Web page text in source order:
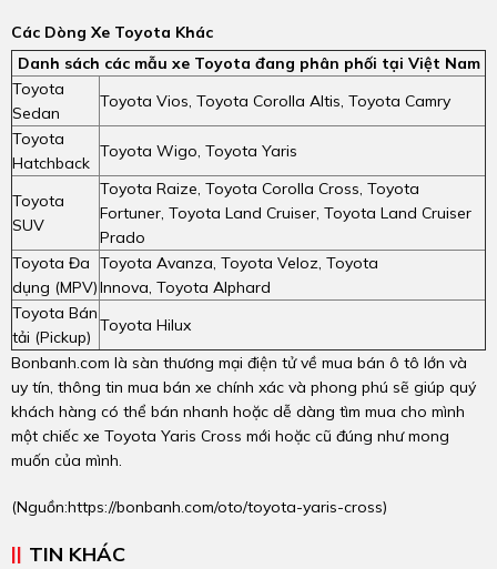
Các Dòng Xe Toyota Khác
Danh sách các mẫu xe Toyota đang phân phối tại Việt Nam
Toyota
Sedan
Toyota Vios, Toyota Corolla Altis, Toyota Camry
Toyota
Hatchback
Toyota Wigo, Toyota Yaris
Toyota
SUV
Toyota Raize, Toyota Corolla Cross, Toyota
Fortuner, Toyota Land Cruiser, Toyota Land Cruiser
Prado
Toyota Đa
dụng (MPV)
Toyota Avanza, Toyota Veloz, Toyota
Innova, Toyota Alphard
Toyota Bán
tải (Pickup)
Toyota Hilux
Bonbanh.com là sàn thương mại điện tử về mua bán ô tô lớn và
uy tín, thông tin mua bán xe chính xác và phong phú sẽ giúp quý
khách hàng có thể bán nhanh hoặc dễ dàng tìm mua cho mình
một chiếc xe Toyota Yaris Cross mới hoặc cũ đúng như mong
muốn của mình.
(Nguồn:https://bonbanh.com/oto/toyota-yaris-cross)
TIN KHÁC